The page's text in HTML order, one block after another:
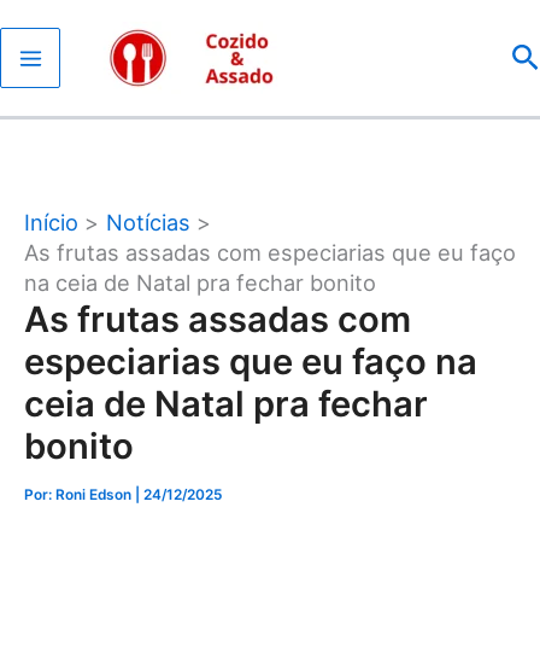
para
o
conteúdo
Início
Notícias
As frutas assadas com especiarias que eu faço
na ceia de Natal pra fechar bonito
As frutas assadas com
especiarias que eu faço na
ceia de Natal pra fechar
bonito
Por: Roni Edson | 24/12/2025